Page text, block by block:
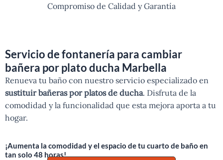
Compromiso de Calidad y Garantía
Servicio de fontanería para cambiar
bañera por plato ducha Marbella
Renueva tu baño con nuestro servicio especializado en
sustituir bañeras por platos de ducha. Disfruta de la
comodidad y la funcionalidad que esta mejora aporta a tu
hogar.
¡Aumenta la comodidad y el espacio de tu cuarto de baño en
tan solo 48 horas!